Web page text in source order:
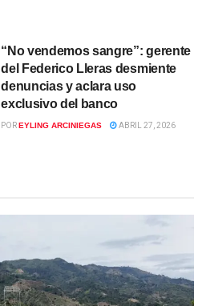
“No vendemos sangre”: gerente
del Federico Lleras desmiente
denuncias y aclara uso
exclusivo del banco
POREYLING ARCINIEGAS ABRIL 27, 2026